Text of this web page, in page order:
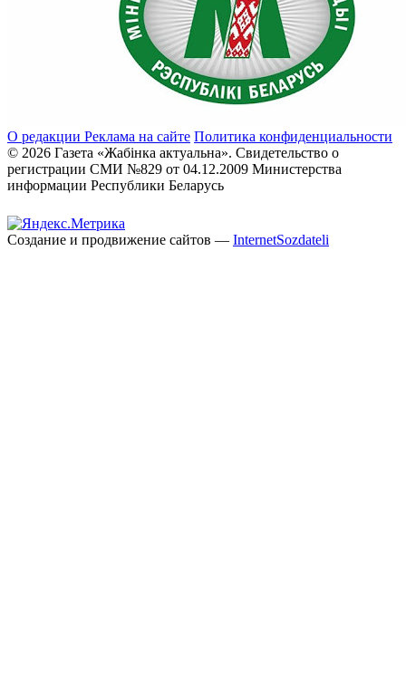
О редакции Реклама на сайте Политика конфиденциальности
© 2026 Газета «Жабінка актуальна». Свидетельство о
регистрации СМИ №829 от 04.12.2009 Министерства
информации Республики Беларусь
Создание и продвижение сайтов — InternetSozdateli